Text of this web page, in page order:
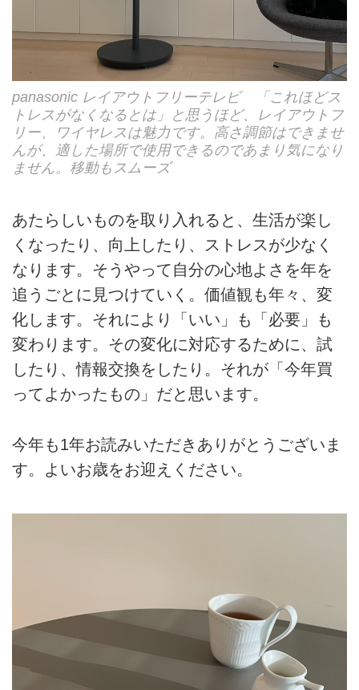
panasonic レイアウトフリーテレビ 「これほどス
トレスがなくなるとは」と思うほど、レイアウトフ
リー、ワイヤレスは魅力です。高さ調節はできませ
んが、適した場所で使用できるのであまり気になり
ません。移動もスムーズ
あたらしいものを取り入れると、生活が楽し
くなったり、向上したり、ストレスが少なく
なります。そうやって自分の心地よさを年を
追うごとに見つけていく。価値観も年々、変
化します。それにより「いい」も「必要」も
変わります。その変化に対応するために、試
したり、情報交換をしたり。それが「今年買
ってよかったもの」だと思います。
今年も1年お読みいただきありがとうございま
す。よいお歳をお迎えください。